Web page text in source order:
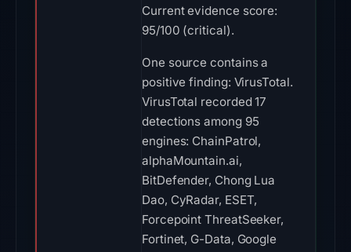
Current evidence score:
95/100 (critical).
One source contains a
positive finding: VirusTotal.
VirusTotal recorded 17
detections among 95
engines: ChainPatrol,
alphaMountain.ai,
BitDefender, Chong Lua
Dao, CyRadar, ESET,
Forcepoint ThreatSeeker,
Fortinet, G-Data, Google